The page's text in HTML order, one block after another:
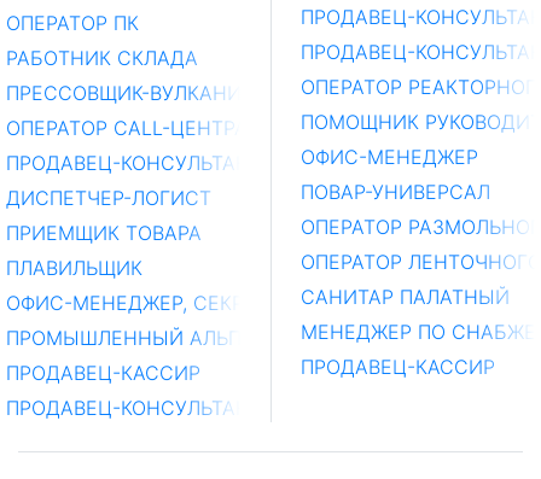
ОПЕРАТОР ПК
РАБОТНИК СКЛАДА
ПРЕССОВЩИК-ВУЛКАНИЗАТОРЩИК
ОПЕРАТОР CALL-ЦЕНТРА
ПРОДАВЕЦ-КОНСУЛЬТАНТ
ДИСПЕТЧЕР-ЛОГИСТ
ПРИЕМЩИК ТОВАРА
ПЛАВИЛЬЩИК
ОФИС-МЕНЕДЖЕР, СЕКРЕТАРЬ
ПРОМЫШЛЕННЫЙ АЛЬПИНИСТ
ПРОДАВЕЦ-КАССИР
ПРОДАВЕЦ-КОНСУЛЬТАНТ
ПРОДАВЕЦ-
ПРОДАВЕЦ-
ОПЕРАТОР
ПОМОЩНИК
ОФИС-МЕНЕДЖЕР
ПОВАР-УНИВЕРСАЛ
ОПЕРАТОР
ОПЕРАТОР
САНИТАР ПАЛАТНЫЙ
МЕНЕДЖЕР ПО
ПРОДАВЕЦ-КАССИР